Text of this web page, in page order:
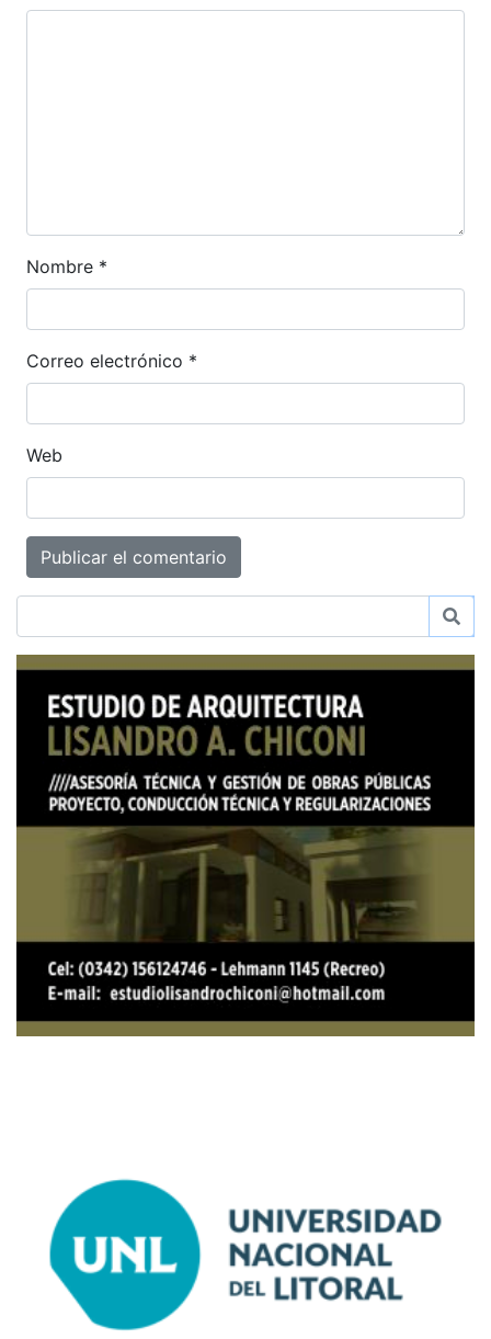
Nombre *
Correo electrónico *
Web